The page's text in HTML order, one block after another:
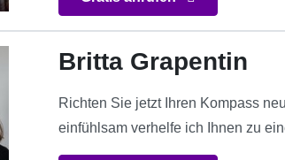
Britta Grapentin
Richten Sie jetzt Ihren Kompass
einfühlsam verhelfe ich Ihnen zu